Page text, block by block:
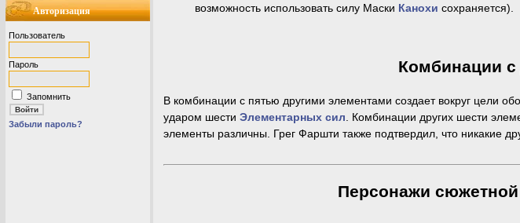
Авторизация
Пользователь
Пароль
Запомнить
Забыли пароль?
возможность использовать силу Маски Канохи сохраняется).
Комбинации
В комбинации с пятью другими элементами создает вокруг цели
ударом шести Элементарных сил . Комбинации других шести
элементы различны. Грег Фаршти также подтвердил, что никакие
Персонажи